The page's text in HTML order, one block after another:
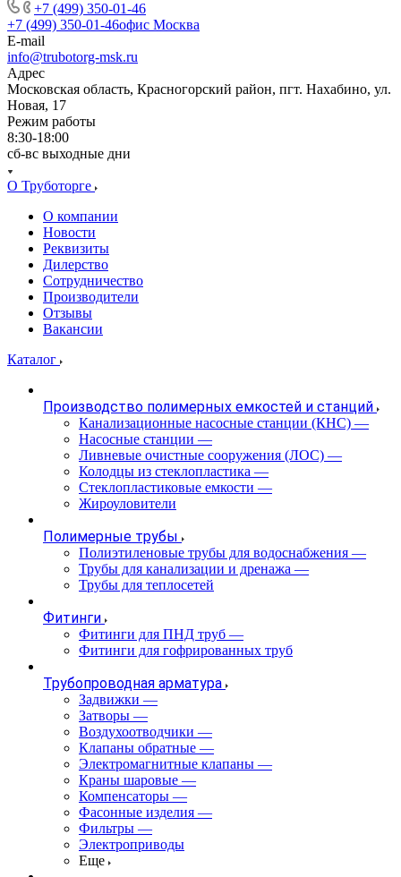
+7 (499) 350-01-46
+7 (499) 350-01-46офис Москва
E-mail
info@trubotorg-msk.ru
Адрес
Московская область, Красногорский район, пгт. Нахабино, ул.
Новая, 17
Режим работы
8:30-18:00
сб-вс выходные дни
О Труботорге
О компании
Новости
Реквизиты
Дилерство
Сотрудничество
Производители
Отзывы
Вакансии
Каталог
Производство полимерных емкостей и станций
Канализационные насосные станции (КНС) —
Насосные станции —
Ливневые очистные сооружения (ЛОС) —
Колодцы из стеклопластика —
Стеклопластиковые емкости —
Жироуловители
Полимерные трубы
Полиэтиленовые трубы для водоснабжения —
Трубы для канализации и дренажа —
Трубы для теплосетей
Фитинги
Фитинги для ПНД труб —
Фитинги для гофрированных труб
Трубопроводная арматура
Задвижки —
Затворы —
Воздухоотводчики —
Клапаны обратные —
Электромагнитные клапаны —
Краны шаровые —
Компенсаторы —
Фасонные изделия —
Фильтры —
Электроприводы
Еще